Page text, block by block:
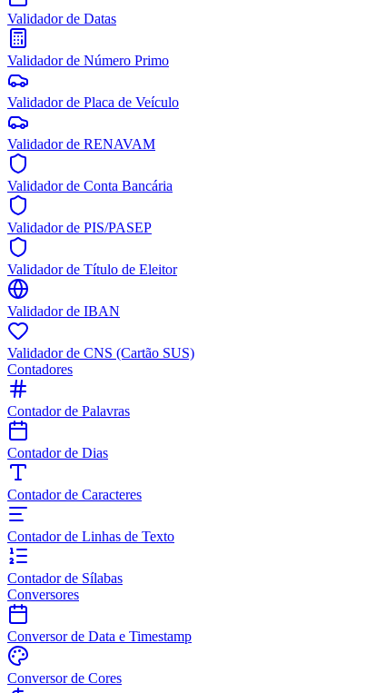
Validador de Datas
Validador de Número Primo
Validador de Placa de Veículo
Validador de RENAVAM
Validador de Conta Bancária
Validador de PIS/PASEP
Validador de Título de Eleitor
Validador de IBAN
Validador de CNS (Cartão SUS)
Contadores
Contador de Palavras
Contador de Dias
Contador de Caracteres
Contador de Linhas de Texto
Contador de Sílabas
Conversores
Conversor de Data e Timestamp
Conversor de Cores